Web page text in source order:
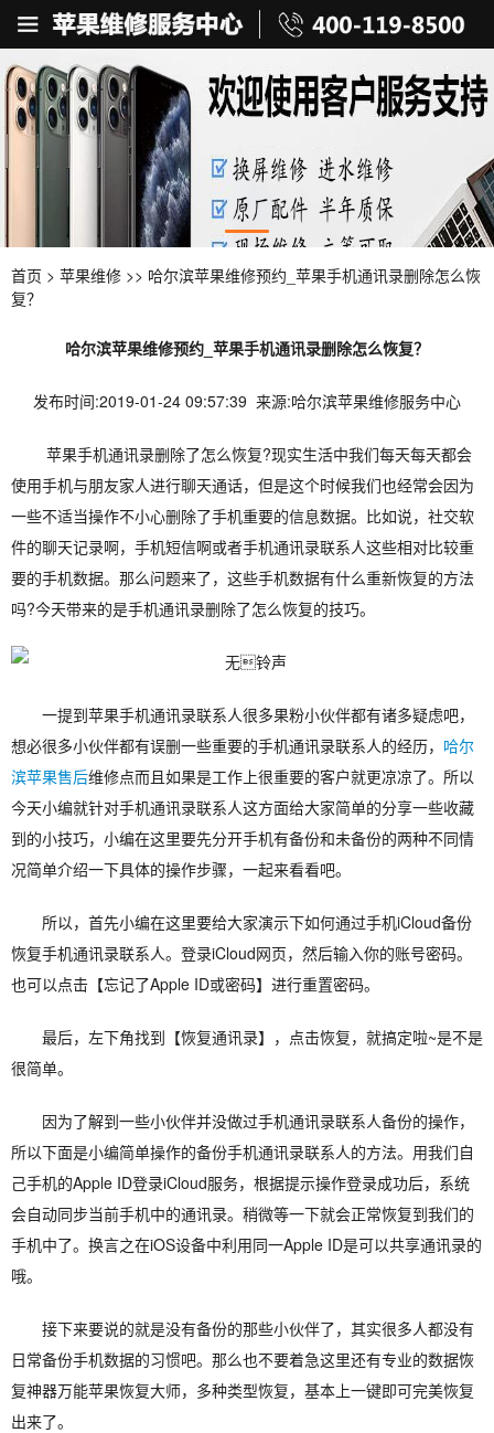
首页 > 苹果维修 >> 哈尔滨苹果维修预约_苹果手机通讯录删除怎么恢
复？
哈尔滨苹果维修预约_苹果手机通讯录删除怎么恢复？
发布时间:2019-01-24 09:57:39 来源:哈尔滨苹果维修服务中心
苹果手机通讯录删除了怎么恢复?现实生活中我们每天每天都会
使用手机与朋友家人进行聊天通话，但是这个时候我们也经常会因为
一些不适当操作不小心删除了手机重要的信息数据。比如说，社交软
件的聊天记录啊，手机短信啊或者手机通讯录联系人这些相对比较重
要的手机数据。那么问题来了，这些手机数据有什么重新恢复的方法
吗?今天带来的是手机通讯录删除了怎么恢复的技巧。
一提到苹果手机通讯录联系人很多果粉小伙伴都有诸多疑虑吧，
想必很多小伙伴都有误删一些重要的手机通讯录联系人的经历， 哈尔
滨苹果售后维修点而且如果是工作上很重要的客户就更凉凉了。所以
今天小编就针对手机通讯录联系人这方面给大家简单的分享一些收藏
到的小技巧，小编在这里要先分开手机有备份和未备份的两种不同情
况简单介绍一下具体的操作步骤，一起来看看吧。
所以，首先小编在这里要给大家演示下如何通过手机iCloud备份
恢复手机通讯录联系人。登录iCloud网页，然后输入你的账号密码。
也可以点击【忘记了Apple ID或密码】进行重置密码。
最后，左下角找到【恢复通讯录】，点击恢复，就搞定啦~是不是
很简单。
因为了解到一些小伙伴并没做过手机通讯录联系人备份的操作，
所以下面是小编简单操作的备份手机通讯录联系人的方法。用我们自
己手机的Apple ID登录iCloud服务，根据提示操作登录成功后，系统
会自动同步当前手机中的通讯录。稍微等一下就会正常恢复到我们的
手机中了。换言之在iOS设备中利用同一Apple ID是可以共享通讯录的
哦。
接下来要说的就是没有备份的那些小伙伴了，其实很多人都没有
日常备份手机数据的习惯吧。那么也不要着急这里还有专业的数据恢
复神器万能苹果恢复大师，多种类型恢复，基本上一键即可完美恢复
出来了。